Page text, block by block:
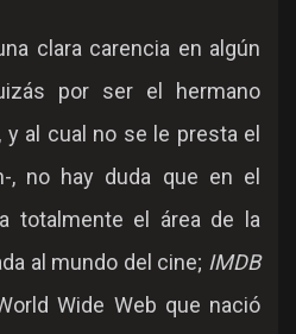
clara carencia en algún
por ser el hermano
al cual no se le presta el
, no hay duda que en el
totalmente el área de la
al mundo del cine; IMDB
Wide Web que nació